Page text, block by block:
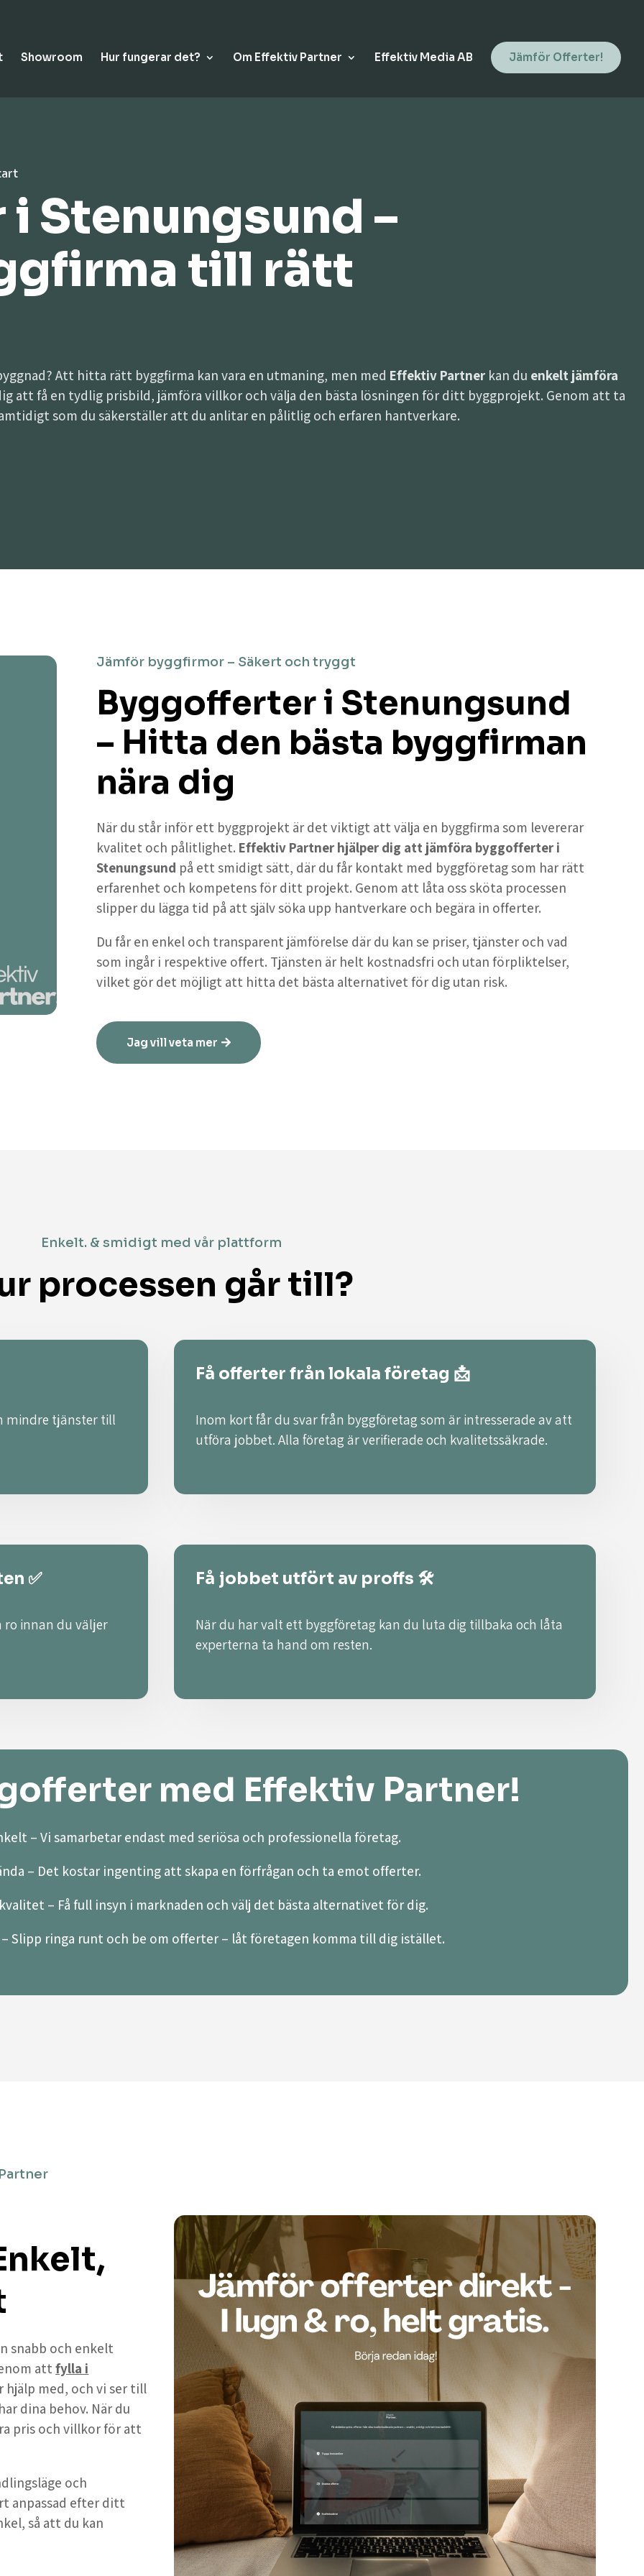
Showroom Hur fungerar det? Om Effektiv Partner Effektiv Media AB Jämför Offerter!
Stenungsund –
till rätt
Att hitta rätt byggfirma kan vara en utmaning, men med Effektiv Partner kan du enkelt jämföra
att få en tydlig prisbild, jämföra villkor och välja den bästa lösningen för ditt byggprojekt. Genom att ta
som du säkerställer att du anlitar en pålitlig och erfaren hantverkare.
Jämför byggfirmor – Säkert och tryggt
Byggofferter i Stenungsund
– Hitta den bästa byggfirman
nära dig
När du står inför ett byggprojekt är det viktigt att välja en byggfirma som levererar
kvalitet och pålitlighet. Effektiv Partner hjälper dig att jämföra byggofferter i
Stenungsund på ett smidigt sätt, där du får kontakt med byggföretag som har rätt
erfarenhet och kompetens för ditt projekt. Genom att låta oss sköta processen
slipper du lägga tid på att själv söka upp hantverkare och begära in offerter.
Du får en enkel och transparent jämförelse där du kan se priser, tjänster och vad
som ingår i respektive offert. Tjänsten är helt kostnadsfri och utan förpliktelser,
vilket gör det möjligt att hitta det bästa alternativet för dig utan risk.
Jag vill veta mer
Enkelt. & smidigt med vår plattform
processen går till?
mindre tjänster till
Få offerter från lokala företag 📩
Inom kort får du svar från byggföretag som är intresserade av att
utföra jobbet. Alla företag är verifierade och kvalitetssäkrade.
✅
ro innan du väljer
Få jobbet utfört av proffs 🛠️
När du har valt ett byggföretag kan du luta dig tillbaka och låta
experterna ta hand om resten.
med Effektiv Partner!
– Vi samarbetar endast med seriösa och professionella företag.
– Det kostar ingenting att skapa en förfrågan och ta emot offerter.
– Få full insyn i marknaden och välj det bästa alternativet för dig.
– Slipp ringa runt och be om offerter – låt företagen komma till dig istället.
snabb och enkelt
attfylla i
med, och vi ser till
dina behov. När du
pris och villkor för att
och
anpassad efter ditt
så att du kan